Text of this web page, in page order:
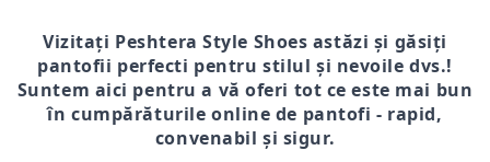
Vizitați Peshtera Style Shoes astăzi și găsiți
pantofii perfecti pentru stilul și nevoile dvs.!
Suntem aici pentru a vă oferi tot ce este mai bun
în cumpărăturile online de pantofi - rapid,
convenabil și sigur.